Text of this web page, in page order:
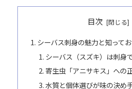
目次
シーバス刺身の魅力と知って
シーバス（スズキ）は刺身
寄生虫「アニサキス」への
水質と個体選びが味の決め